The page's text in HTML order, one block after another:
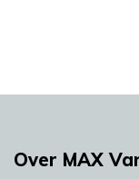
Over MAX